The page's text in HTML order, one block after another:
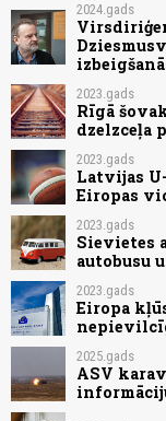
2024.gads
2023.gads
Rīgā
dzelzceļa
2023.gads
Latvijas
Eiropas
2023.gads
Sievietes
autobusu
2023.gads
Eiropa
2025.gads
ASV